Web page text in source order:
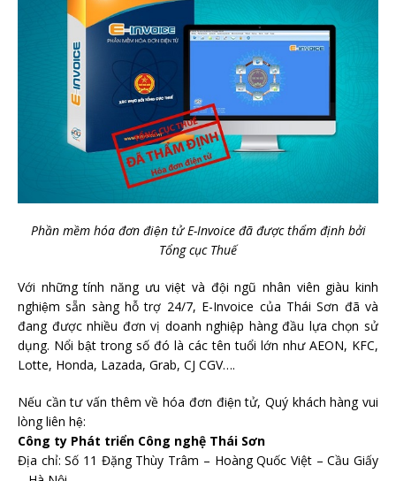
Phần mềm hóa đơn điện tử E-Invoice đã được thẩm định bởi
Tổng cục Thuế
Với những tính năng ưu việt và đội ngũ nhân viên giàu kinh
nghiệm sẵn sàng hỗ trợ 24/7, E-Invoice của Thái Sơn đã và
đang được nhiều đơn vị doanh nghiệp hàng đầu lựa chọn sử
dụng. Nổi bật trong số đó là các tên tuổi lớn như AEON, KFC,
Lotte, Honda, Lazada, Grab, CJ CGV….
Nếu cần tư vấn thêm về hóa đơn điện tử, Quý khách hàng vui
lòng liên hệ:
Công ty Phát triển Công nghệ Thái Sơn
Địa chỉ: Số 11 Đặng Thùy Trâm – Hoàng Quốc Việt – Cầu Giấy